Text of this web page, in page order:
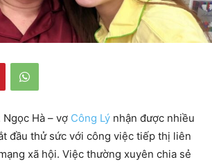
Hà – vợ Công Lý nhận được nhiều
đầu thử sức với công việc tiếp thị liên
xã hội. Việc thường xuyên chia sẻ